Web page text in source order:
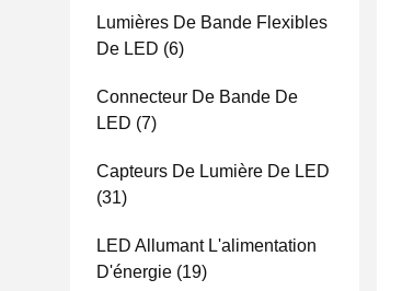
Lumières De Bande Flexibles
De LED (6)
Connecteur De Bande De
LED (7)
Capteurs De Lumière De LED
(31)
LED Allumant L'alimentation
D'énergie (19)